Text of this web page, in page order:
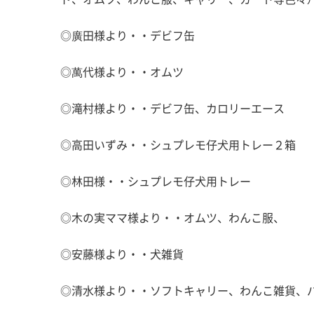
◎廣田様より・・デビフ缶
◎萬代様より・・オムツ
◎滝村様より・・デビフ缶、カロリーエース
◎高田いずみ・・シュプレモ仔犬用トレー２箱
◎林田様・・シュプレモ仔犬用トレー
◎木の実ママ様より・・オムツ、わんこ服、
◎安藤様より・・犬雑貨
◎清水様より・・ソフトキャリー、わんこ雑貨、